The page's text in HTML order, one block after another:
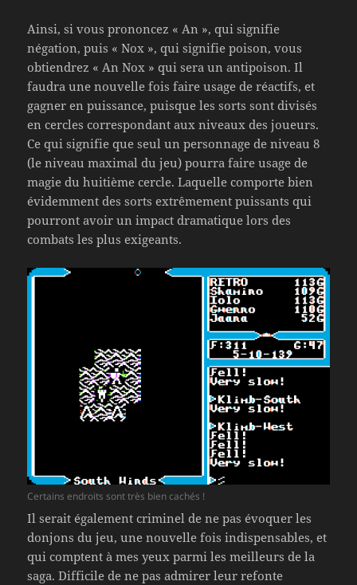
Ainsi, si vous prononcez « An », qui signifie
négation, puis « Nox », qui signifie poison, vous
obtiendrez « An Nox » qui sera un antipoison. Il
faudra une nouvelle fois faire usage de réactifs, et
gagner en puissance, puisque les sorts sont divisés
en cercles correspondant aux niveaux des joueurs.
Ce qui signifie que seul un personnage de niveau 8
(le niveau maximal du jeu) pourra faire usage de
magie du huitième cercle. Laquelle comporte bien
évidemment des sorts extrêmement puissants qui
pourront avoir un impact dramatique lors des
combats les plus exigeants.
Certains endroits sont très bien cachés !
Il serait également criminel de ne pas évoquer les
donjons du jeu, une nouvelle fois indispensables, et
qui comptent à mes yeux parmi les meilleurs de la
saga. Difficile de ne pas admirer leur refonte